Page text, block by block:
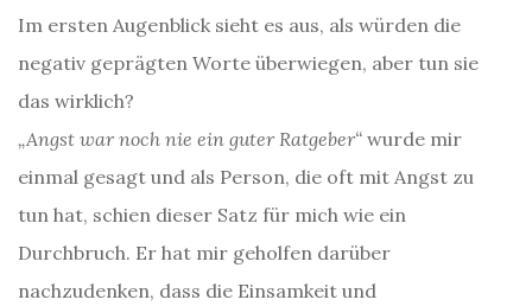
Im ersten Augenblick sieht es aus, als würden die
negativ geprägten Worte überwiegen, aber tun sie
das wirklich?
„Angst war noch nie ein guter Ratgeber“ wurde mir
einmal gesagt und als Person, die oft mit Angst zu
tun hat, schien dieser Satz für mich wie ein
Durchbruch. Er hat mir geholfen darüber
nachzudenken, dass die Einsamkeit und